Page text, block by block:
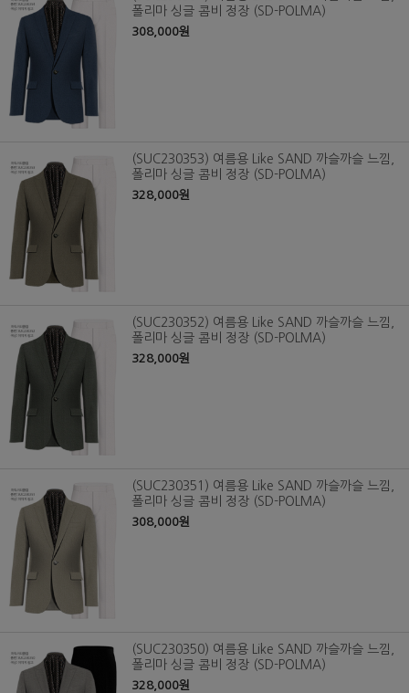
폴리마 싱글 콤비 정장 (SD-POLMA)
308,000원
(SUC230353) 여름용 Like SAND 까슬까슬 느낌,
폴리마 싱글 콤비 정장 (SD-POLMA)
328,000원
(SUC230352) 여름용 Like SAND 까슬까슬 느낌,
폴리마 싱글 콤비 정장 (SD-POLMA)
328,000원
(SUC230351) 여름용 Like SAND 까슬까슬 느낌,
폴리마 싱글 콤비 정장 (SD-POLMA)
308,000원
(SUC230350) 여름용 Like SAND 까슬까슬 느낌,
폴리마 싱글 콤비 정장 (SD-POLMA)
328,000원